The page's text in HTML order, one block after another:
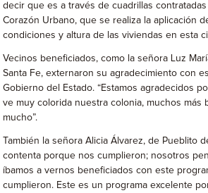
decir que es a través de cuadrillas
Corazón Urbano, que se realiza la aplicación
condiciones y altura de las viviendas en esta
Vecinos beneficiados, como la señora Luz
Santa Fe, externaron su agradecimiento con
Gobierno del Estado. “Estamos agradecidos
ve muy colorida nuestra colonia, muchos más
mucho”.
También la señora Alicia Álvarez, de Pueblito
contenta porque nos cumplieron; nosotros
íbamos a vernos beneficiados con este
cumplieron. Este es un programa excelente